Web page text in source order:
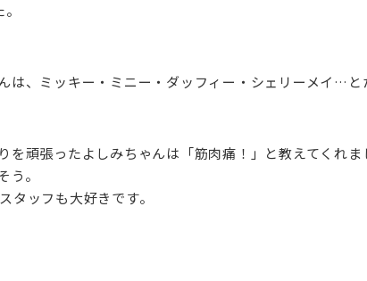
は、ミッキー・ミニー・ダッフィー・シェリーメイ…と
を頑張ったよしみちゃんは「筋肉痛！」と教えてくれま
。
タッフも大好きです。